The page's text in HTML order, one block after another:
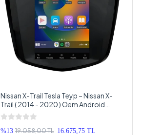
Nissan X-Trail Tesla Teyp – Nissan X-
Trail ( 2014 - 2020 ) Oem Android
Multimedya – Nissan X-Trail Tesla
Android Double Teyp
%13 19.058,00 TL 16.675,75 TL